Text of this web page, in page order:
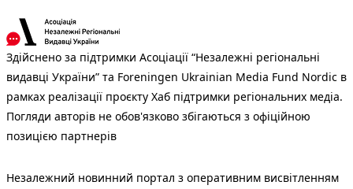
Здійснено за підтримки Асоціації “Незалежні регіональні
видавці України” та Foreningen Ukrainian Media Fund Nordic в
рамках реалізації проєкту Хаб підтримки регіональних медіа.
Погляди авторів не обов'язково збігаються з офіційною
позицією партнерів
Незалежний новинний портал з оперативним висвітленням